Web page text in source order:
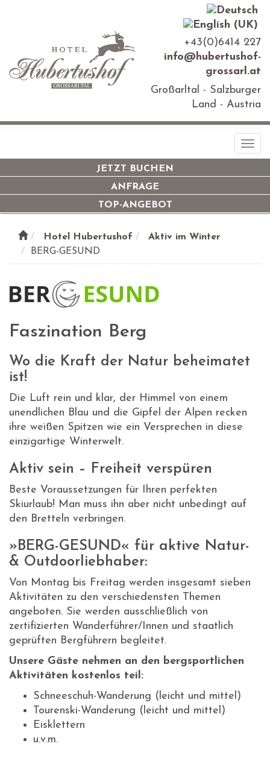
+43(0)6414 227
info@hubertushof-
grossarl.at
Großarltal - Salzburger
Land - Austria
JETZT BUCHEN
ANFRAGE
TOP-ANGEBOT
Hotel Hubertushof
Aktiv im Winter
BERG-GESUND
Faszination Berg
Wo die Kraft der Natur beheimatet
ist!
Die Luft rein und klar, der Himmel von einem
unendlichen Blau und die Gipfel der Alpen recken
ihre weißen Spitzen wie ein Versprechen in diese
einzigartige Winterwelt.
Aktiv sein – Freiheit verspüren
Beste Voraussetzungen für Ihren perfekten
Skiurlaub! Man muss ihn aber nicht unbedingt auf
den Bretteln verbringen.
»BERG-GESUND« für aktive Natur-
& Outdoorliebhaber:
Von Montag bis Freitag werden insgesamt sieben
Aktivitäten zu den verschiedensten Themen
angeboten. Sie werden ausschließlich von
zertifizierten Wanderführer/Innen und staatlich
geprüften Bergführern begleitet.
Unsere Gäste nehmen an den bergsportlichen
Aktivitäten kostenlos teil:
Schneeschuh-Wanderung (leicht und mittel)
Tourenski-Wanderung (leicht und mittel)
Eisklettern
u.v.m.